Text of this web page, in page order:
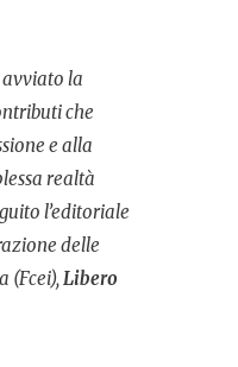
la
che
e alla
realtà
l’editoriale
delle
(Fcei),Libero